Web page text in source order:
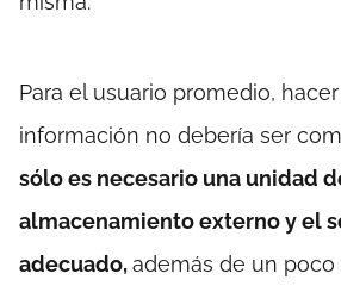
Para el usuario promedio,
información no debería ser
sólo es necesario una unidad
almacenamiento externo y el
adecuado,además de un poco